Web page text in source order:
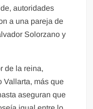
autoridades
a una pareja de
Solorzano y
de la reina,
Vallarta, más que
aseguran que